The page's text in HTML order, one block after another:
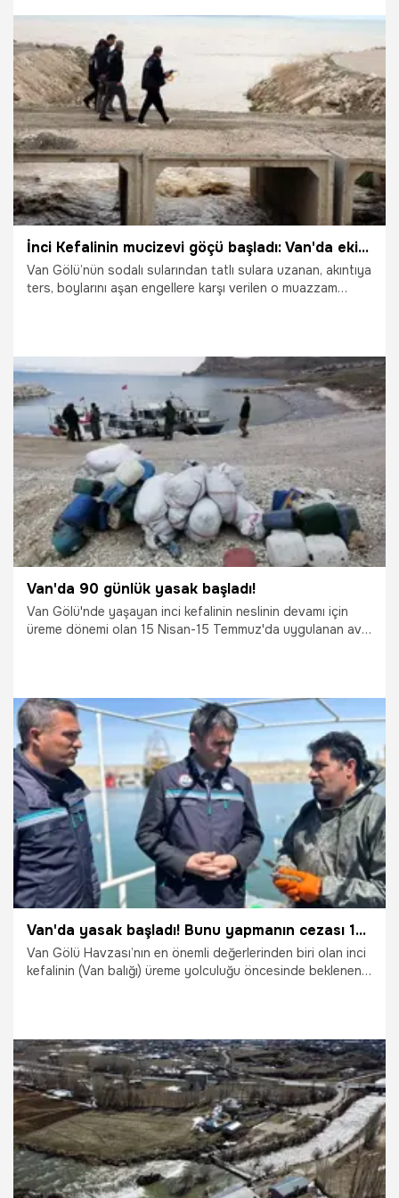
4.05.2026 Van
İnci Kefalinin mucizevi göçü başladı: Van'da ekipler teyakkuzda: Popülasyonda büyük artış!
Van Gölü’nün sodalı sularından tatlı sulara uzanan, akıntıya
ters, boylarını aşan engellere karşı verilen o muazzam
ilçesindeki Akköprü Deresi’nde yapılan ölçümlerde suyun
"kritik sıcaklık" olan 13 dereceye ulaştığı tespit edilirken,
inci kefali popülasyonundaki rekor artış sevindirdi.
"Avlamayın, satmayın, sattırmayın!" çağrısıyla başlatılan
koruma kalkanı, gölün endemik değerini geleceğe taşıyor.
29.04.2026 Van
Van'da 90 günlük yasak başladı!
Van Gölü'nde yaşayan inci kefalinin neslinin devamı için
üreme dönemi olan 15 Nisan-15 Temmuz'da uygulanan av
15.04.2026 Van
Van'da yasak başladı! Bunu yapmanın cezası 16 bin TL olacak
Van Gölü Havzası’nın en önemli değerlerinden biri olan inci
kefalinin (Van balığı) üreme yolculuğu öncesinde beklenen
14.04.2026 Van